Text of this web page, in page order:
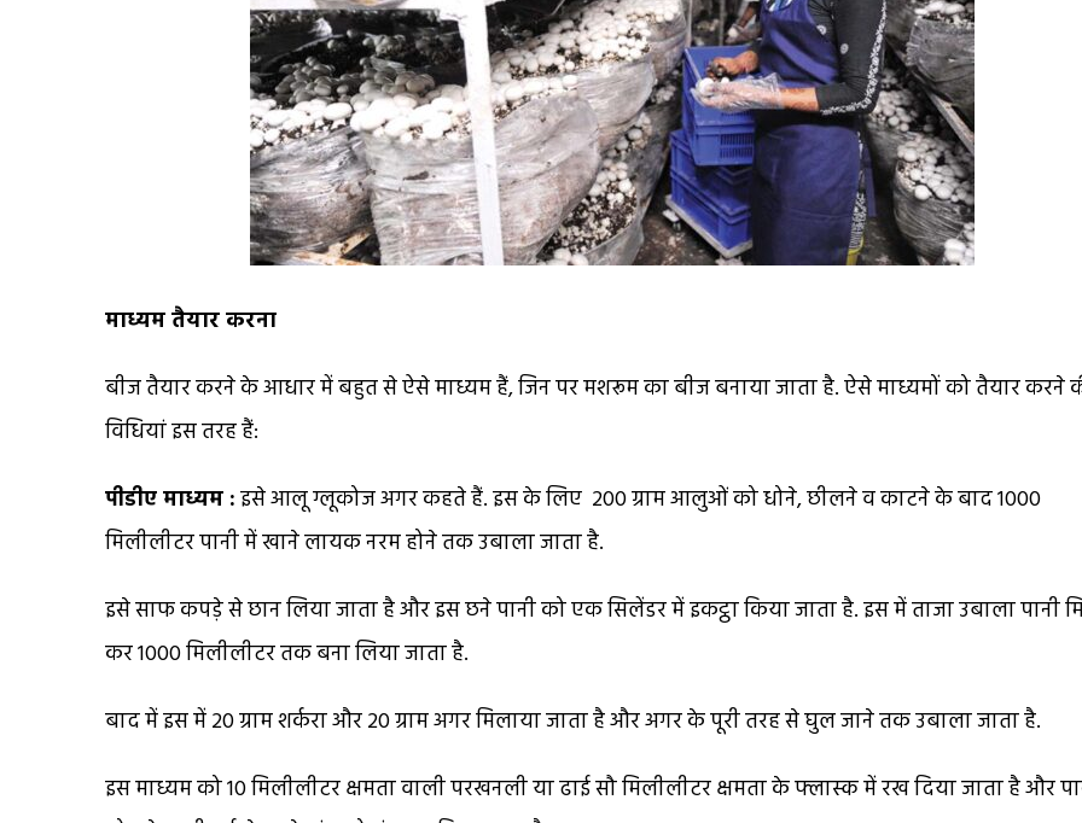
माध्यम तैयार करना
बीज तैयार करने के आधार में बहुत से ऐसे माध्यम हैं, जिन पर मशरूम का बीज बनाया जाता है. ऐसे माध्यमों को तैयार करने
विधियां इस तरह हैं:
पीडीए माध्यम :इसे आलू ग्लूकोज अगर कहते हैं. इस के लिए 200 ग्राम आलुओं को धोने, छीलने व काटने के बाद 1000
मिलीलीटर पानी में खाने लायक नरम होने तक उबाला जाता है.
इसे साफ कपड़े से छान लिया जाता है और इस छने पानी को एक सिलेंडर में इकट्ठा किया जाता है. इस में ताजा उबाला पानी
कर 1000 मिलीलीटर तक बना लिया जाता है.
बाद में इस में 20 ग्राम शर्करा और 20 ग्राम अगर मिलाया जाता है और अगर के पूरी तरह से घुल जाने तक उबाला जाता है.
इस माध्यम को 10 मिलीलीटर क्षमता वाली परखनली या ढाई सौ मिलीलीटर क्षमता के फ्लास्क में रख दिया जाता है और